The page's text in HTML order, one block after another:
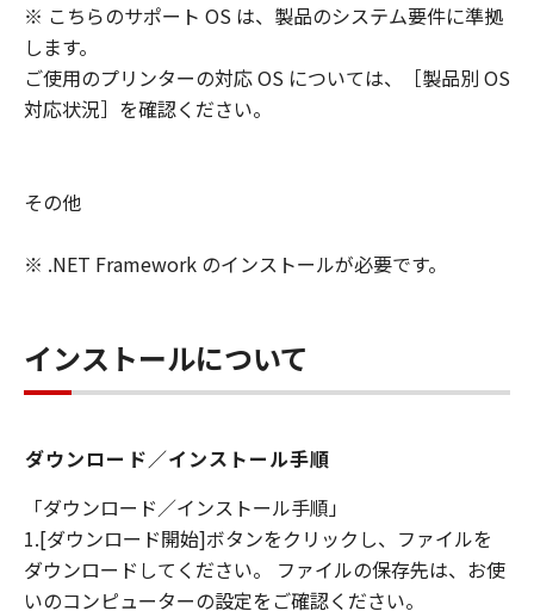
※ こちらのサポート OS は、製品のシステム要件に準拠
します。
ご使用のプリンターの対応 OS については、［製品別 OS
対応状況］を確認ください。
その他
※ .NET Framework のインストールが必要です。
インストールについて
ダウンロード／インストール手順
「ダウンロード／インストール手順」
1.[ダウンロード開始]ボタンをクリックし、ファイルを
ダウンロードしてください。 ファイルの保存先は、お使
いのコンピューターの設定をご確認ください。